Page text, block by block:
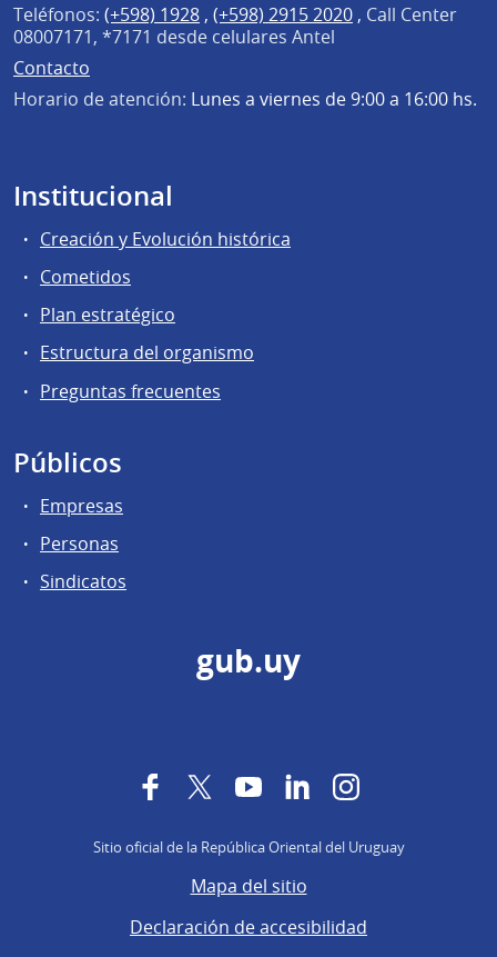
Teléfonos: (+598) 1928 , (+598) 2915 2020 , Call Center
08007171, *7171 desde celulares Antel
Contacto
Horario de atención: Lunes a viernes de 9:00 a 16:00 hs.
Institucional
Creación y Evolución histórica
Cometidos
Plan estratégico
Estructura del organismo
Preguntas frecuentes
Públicos
Empresas
Personas
Sindicatos
gub.uy
FacebookTwitterYouTubeLinkedInInstagram
Sitio oficial de la República Oriental del Uruguay
Mapa del sitio
Declaración de accesibilidad